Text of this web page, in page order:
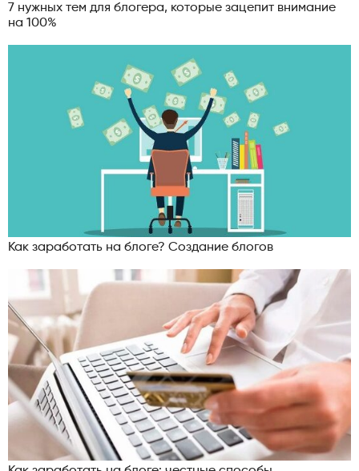
7 нужных тем для блогера, которые зацепит внимание
на 100%
Как заработать на блоге? Создание блогов